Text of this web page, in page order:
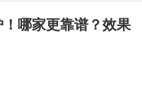
哪家更靠谱？效果